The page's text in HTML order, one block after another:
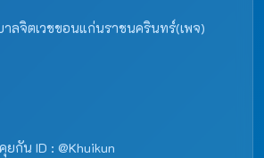
าลจิตเวชขอนแก่นราชนครินทร์(เพจ)
กัน ID : @Khuikun